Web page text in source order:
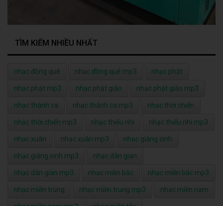
TÌM KIẾM NHIỀU NHẤT
nhạc đồng quê nhạc đồng quê mp3 nhạc phật
nhạc phật mp3 nhạc phật giáo nhạc phật giáo mp3
nhạc thánh ca nhạc thánh ca mp3 nhạc thời chiến
nhạc thời chiến mp3 nhạc thiếu nhi nhạc thiếu nhi mp3
nhạc xuân nhạc xuân mp3 nhạc giáng sinh
nhạc giáng sinh mp3 nhạc dân gian
nhạc dân gian mp3 nhạc miền bắc nhạc miền bắc mp3
nhạc miền trung nhạc miền trung mp3 nhạc miền nam